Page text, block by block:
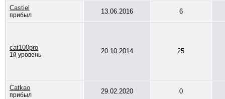
Castiel
прибыл 13.06.2016 6
cat100pro
1й уровень 20.10.2014 25
Catkao
прибыл 29.02.2020 0